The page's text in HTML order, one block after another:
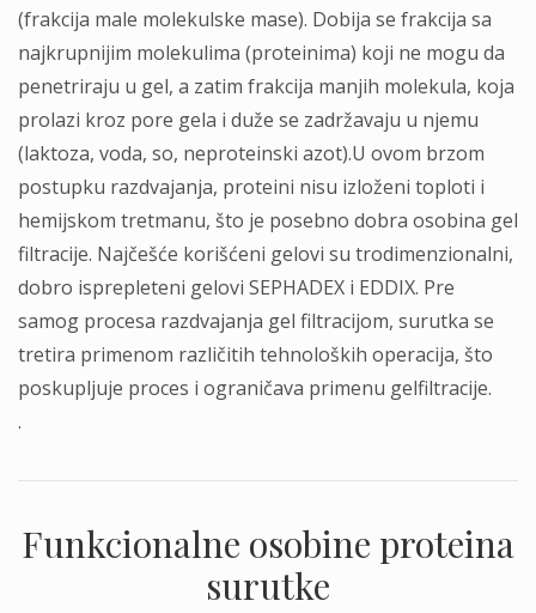
(frakcija male molekulske mase). Dobija se frakcija sa
najkrupnijim molekulima (proteinima) koji ne mogu da
penetriraju u gel, a zatim frakcija manjih molekula, koja
prolazi kroz pore gela i duže se zadržavaju u njemu
(laktoza, voda, so, neproteinski azot).U ovom brzom
postupku razdvajanja, proteini nisu izloženi toploti i
hemijskom tretmanu, što je posebno dobra osobina gel
filtracije. Najčešće korišćeni gelovi su trodimenzionalni,
dobro isprepleteni gelovi SEPHADEX i EDDIX. Pre
samog procesa razdvajanja gel filtracijom, surutka se
tretira primenom različitih tehnoloških operacija, što
poskupljuje proces i ograničava primenu gelfiltracije.
.
Funkcionalne osobine proteina
surutke